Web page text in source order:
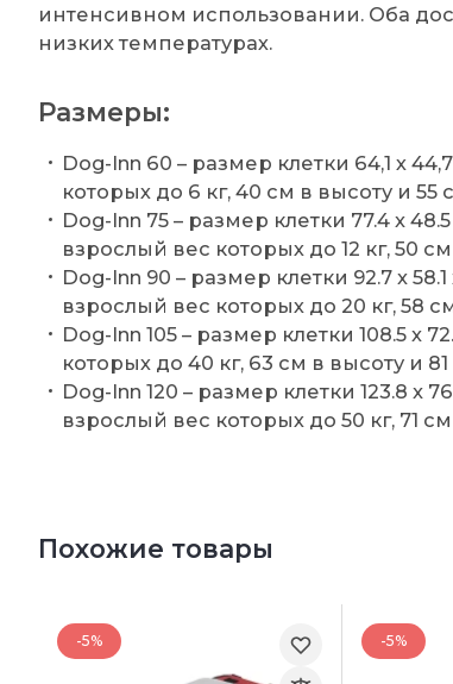
интенсивном использовании. Оба
низких температурах.
Размеры:
Dog-Inn 60 – размер клетки 64,1 х
которых до 6 кг, 40 см в высоту и
Dog-Inn 75 – размер клетки 77.4 x
взрослый вес которых до 12 кг, 50
Dog-Inn 90 – размер клетки 92.7 x
взрослый вес которых до 20 кг, 58
Dog-Inn 105 – размер клетки 108.5 x
которых до 40 кг, 63 см в высоту и
Dog-Inn 120 – размер клетки 123.8 x
взрослый вес которых до 50 кг, 71
Похожие товары
-5% -5%